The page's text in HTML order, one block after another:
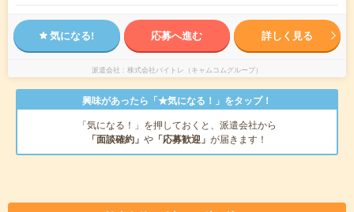
気になる! 応募へ進む 詳しく見る
派遣会社 株式会社バイトレ（キャムコムグループ）
興味があったら「★気になる！」をタップ！
「気になる！」を押しておくと、派遣会社から
「面談確約」 や 「応募歓迎」 が届きます！